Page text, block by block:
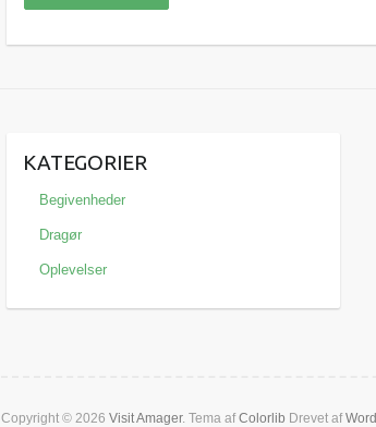
KATEGORIER
Begivenheder
Dragør
Oplevelser
Copyright © 2026 Visit Amager. Tema afColorlib Drevet af